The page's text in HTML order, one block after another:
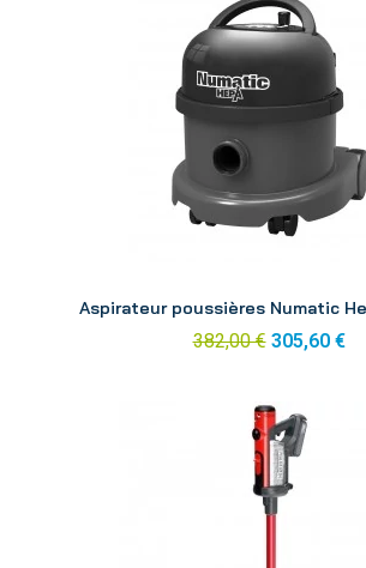
Aspirateur poussières Numatic
382,00 € 305,60 €